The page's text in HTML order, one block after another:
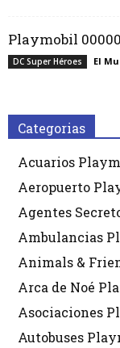
Playmobil
DC Super Héroes El
Categorias
Acuarios
Aeropuerto
Agentes
Ambulancias
Animals &
Arca de Noé
Asociaciones
Autobuses